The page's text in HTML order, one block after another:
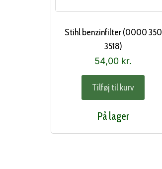
Stihl benzinfilter (0000 350
3518)
54,00 kr.
Tilføj til kurv
På lager